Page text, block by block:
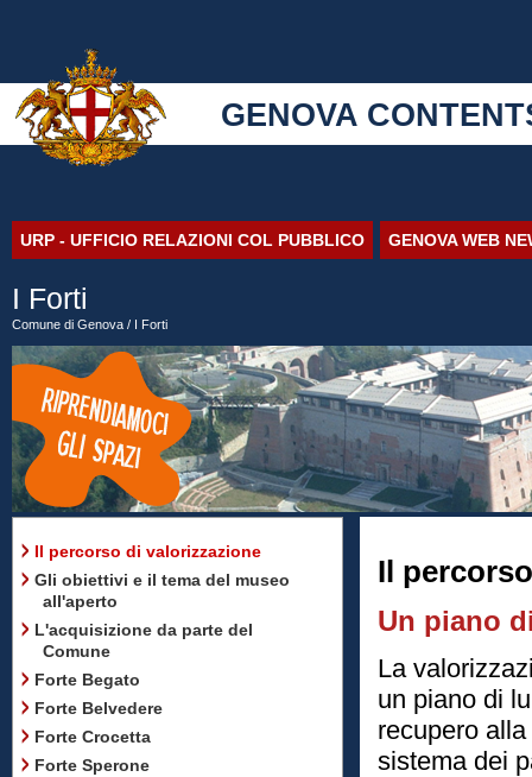
GENOVA
URP - UFFICIO RELAZIONI COL PUBBLICO GENOVA WEB
I Forti
Comune di Genova / I Forti
Il percorso di valorizzazione
Gli obiettivi e il tema del museo
all'aperto
L'acquisizione da parte del
Comune
Forte Begato
Forte Belvedere
Forte Crocetta
Forte Sperone
Il
Un piano
La
un piano di
recupero
sistema dei